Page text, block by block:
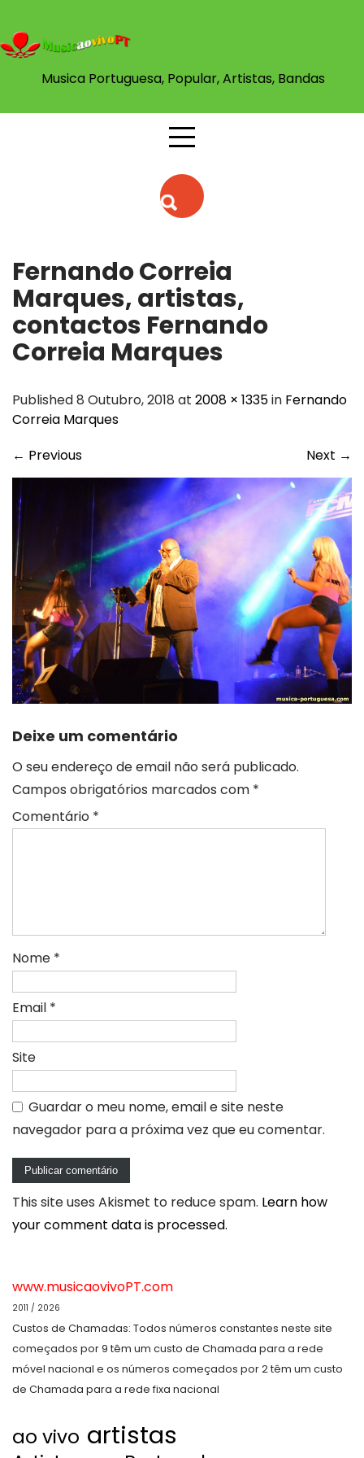
content
Musica Portuguesa, Popular, Artistas, Bandas
Fernando Correia
Marques, artistas,
contactos Fernando
Correia Marques
Published 8 Outubro, 2018 at 2008 × 1335in Fernando
Correia Marques
← Previous Next →
Deixe um comentário
O seu endereço de email não será publicado.
Campos obrigatórios marcados com *
Comentário *
Nome *
Email *
Site
Guardar o meu nome, email e site neste
navegador para a próxima vez que eu comentar.
This site uses Akismet to reduce spam. Learn how
your comment data is processed.
www.musicaovivoPT.com
2011 / 2026
Custos de Chamadas: Todos números constantes neste site
começados por 9 têm um custo de Chamada para a rede
móvel nacional e os números começados por 2 têm um custo
de Chamada para a rede fixa nacional
ao vivo artistas